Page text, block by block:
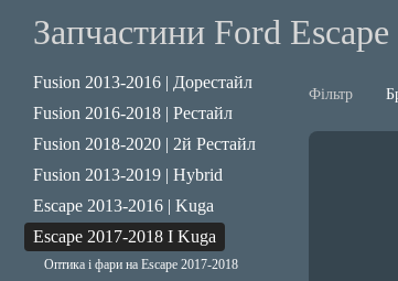
Запчастини Ford
Фільтр
Fusion 2013-2016 | Дорестайл
Fusion 2016-2018 | Рестайл
Fusion 2018-2020 | 2й Рестайл
Fusion 2013-2019 | Hybrid
Escape 2013-2016 | Kuga
Escape 2017-2018 I Kuga
Оптика і фари на Escape 2017-2018